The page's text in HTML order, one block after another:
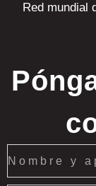
Red mundial